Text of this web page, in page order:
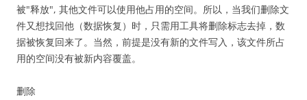
被"释放", 其他文件可以使用他占用的空间。所以，当我们删除文
件又想找回他（数据恢复）时，只需用工具将删除标志去掉，数
据被恢复回来了。当然，前提是没有新的文件写入，该文件所占
用的空间没有被新内容覆盖。
删除